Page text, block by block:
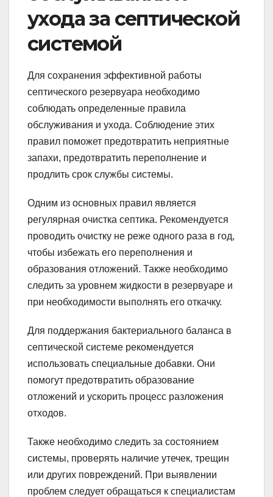
ухода за септической
системой
Для сохранения эффективной работы
септического резервуара необходимо
соблюдать определенные правила
обслуживания и ухода. Соблюдение этих
правил поможет предотвратить неприятные
запахи, предотвратить переполнение и
продлить срок службы системы.
Одним из основных правил является
регулярная очистка септика. Рекомендуется
проводить очистку не реже одного раза в год,
чтобы избежать его переполнения и
образования отложений. Также необходимо
следить за уровнем жидкости в резервуаре и
при необходимости выполнять его откачку.
Для поддержания бактериального баланса в
септической системе рекомендуется
использовать специальные добавки. Они
помогут предотвратить образование
отложений и ускорить процесс разложения
отходов.
Также необходимо следить за состоянием
системы, проверять наличие утечек, трещин
или других повреждений. При выявлении
проблем следует обращаться к специалистам